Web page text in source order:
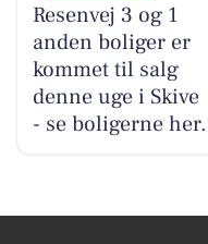
Resenvej 3 og 1
anden boliger er
kommet til salg
denne uge i Skive
- se boligerne her.